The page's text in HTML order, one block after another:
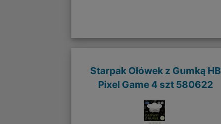
Starpak Ołówek z Gumką HB
Pixel Game 4 szt 580622